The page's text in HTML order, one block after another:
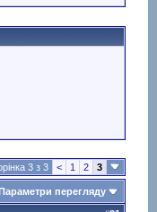
3 з 3 < 1 2 3
перегляду